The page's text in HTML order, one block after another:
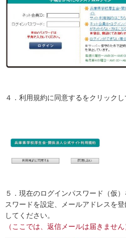
４．利用規約に同意するをクリックし
５．現在のログインパスワード（仮
スワードを設定、メールアドレスを
してください。
（ここでは、返信メールは届きません